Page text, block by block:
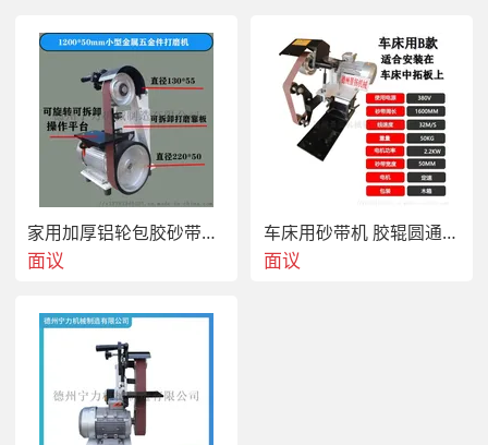
家用加厚铝轮包胶砂带抛光去毛刺机
面议
车床用砂带机 胶辊圆通焊缝焊口打磨
面议